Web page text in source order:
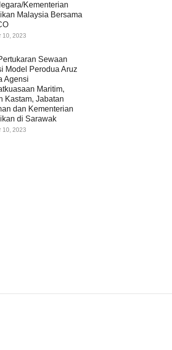
Kementerian
Malaysia Bersama
10, 2023
Sewaan
Model Perodua Aruz
Agensi
Maritim,
Kastam, Jabatan
dan Kementerian
di Sarawak
10, 2023